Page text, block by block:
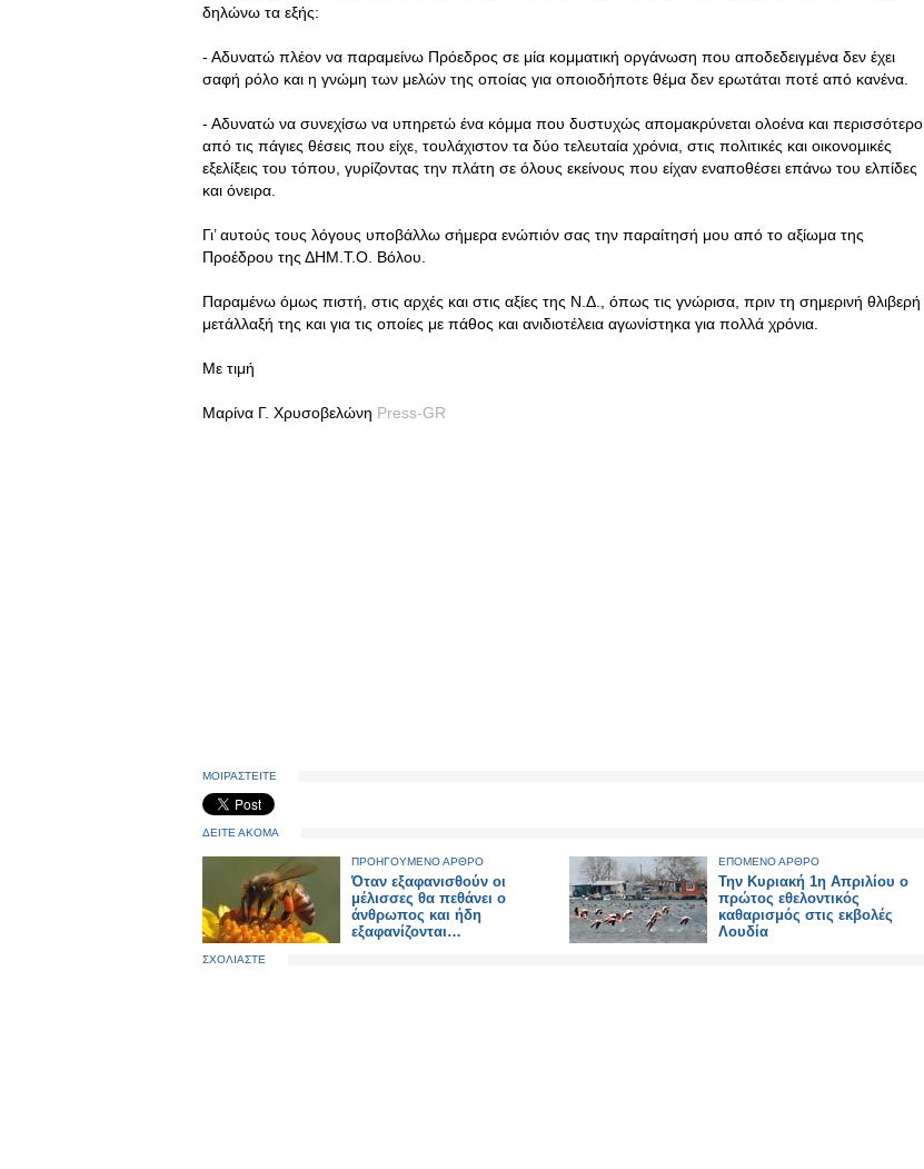
δηλώνω τα εξής:
- Αδυνατώ πλέον να παραμείνω Πρόεδρος σε μία κομματική οργάνωση που αποδεδειγμένα δεν έχει
σαφή ρόλο και η γνώμη των μελών της οποίας για οποιοδήποτε θέμα δεν ερωτάται ποτέ από κανένα.
- Αδυνατώ να συνεχίσω να υπηρετώ ένα κόμμα που δυστυχώς απομακρύνεται ολοένα και περισσότερο
από τις πάγιες θέσεις που είχε, τουλάχιστον τα δύο τελευταία χρόνια, στις πολιτικές και οικονομικές
εξελίξεις του τόπου, γυρίζοντας την πλάτη σε όλους εκείνους που είχαν εναποθέσει επάνω του ελπίδες
και όνειρα.
Γι’ αυτούς τους λόγους υποβάλλω σήμερα ενώπιόν σας την παραίτησή μου από το αξίωμα της
Προέδρου της ΔΗΜ.Τ.Ο. Βόλου.
Παραμένω όμως πιστή, στις αρχές και στις αξίες της Ν.Δ., όπως τις γνώρισα, πριν τη σημερινή θλιβερή
μετάλλαξή της και για τις οποίες με πάθος και ανιδιοτέλεια αγωνίστηκα για πολλά χρόνια.
Με τιμή
Μαρίνα Γ. Χρυσοβελώνη Press-GR
ΜΟΙΡΑΣΤΕΙΤΕ
ΔΕΙΤΕ ΑΚΟΜΑ
ΠΡΟΗΓΟΥΜΕΝΟ ΑΡΘΡΟ
Όταν εξαφανισθούν οι
μέλισσες θα πεθάνει ο
άνθρωπος και ήδη
εξαφανίζονται…
ΕΠΟΜΕΝΟ ΑΡΘΡΟ
Την Κυριακή 1η Απριλίου ο
πρώτος εθελοντικός
καθαρισμός στις εκβολές
Λουδία
ΣΧΟΛΙΑΣΤΕ